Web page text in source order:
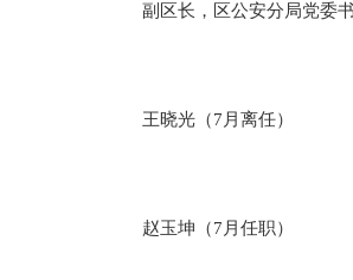
副区长，区公安分局党委书
王晓光（7月离任）
赵玉坤（7月任职）